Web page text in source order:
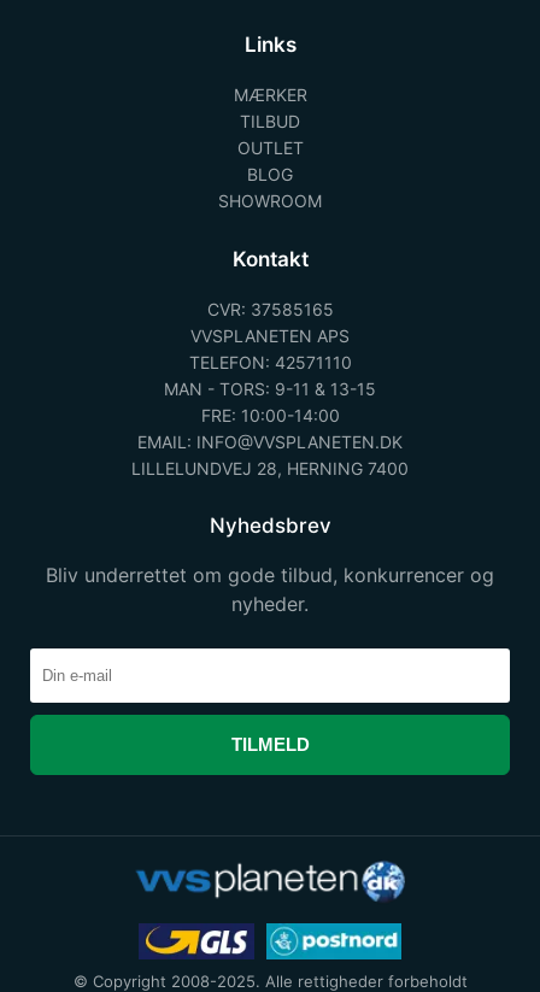
Links
MÆRKER
TILBUD
OUTLET
BLOG
SHOWROOM
Kontakt
CVR: 37585165
VVSPLANETEN APS
TELEFON: 42571110
MAN - TORS: 9-11 & 13-15
FRE: 10:00-14:00
EMAIL: INFO@VVSPLANETEN.DK
LILLELUNDVEJ 28, HERNING 7400
Nyhedsbrev
Bliv underrettet om gode tilbud, konkurrencer og
nyheder.
TILMELD
© Copyright 2008-2025. Alle rettigheder forbeholdt